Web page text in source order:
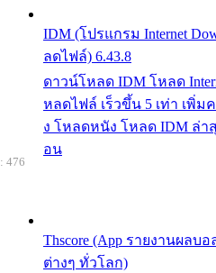
IDM (โปรแกรม Internet
ลดไฟล์) 6.43.8
ดาวน์โหลด IDM โหลด
หลดไฟล์ เร็วขึ้น 5 เท่า เพิ่ม
ง โหลดหนัง โหลด IDM ล่า
อน
Thscore (App รายงานผล
ต่างๆ ทั่วโลก)
476